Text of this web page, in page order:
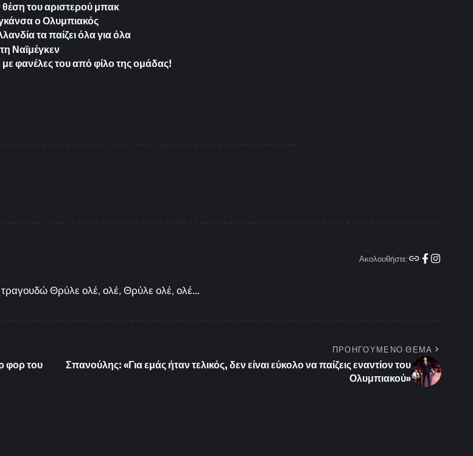
του αριστερού μπακ
ο Ολυμπιακός
τα παίζει όλα για όλα
Ναϊμέγκεν
φανέλες του από φίλο της ομάδας!
Ακολουθήστε:
Θρύλε ολέ, ολέ, Θρύλε ολέ, ολέ...
φορ του
ΠΡΟΗΓΟΥΜΕΝΟ ΘΕΜΑ
Σπανούλης: «Για εμάς ήταν τελικός, δεν είναι εύκολο να παίζεις εναντίον του
Ολυμπιακού»